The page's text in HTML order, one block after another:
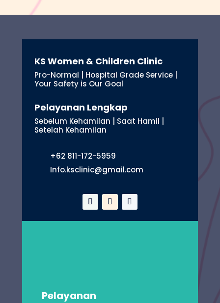
KS Women & Children Clinic
Pro-Normal | Hospital Grade Service |
Your Safety is Our Goal
Pelayanan Lengkap
Sebelum Kehamilan | Saat Hamil |
Setelah Kehamilan
+62 811-172-5959
Info.ksclinic@gmail.com
Pelayanan